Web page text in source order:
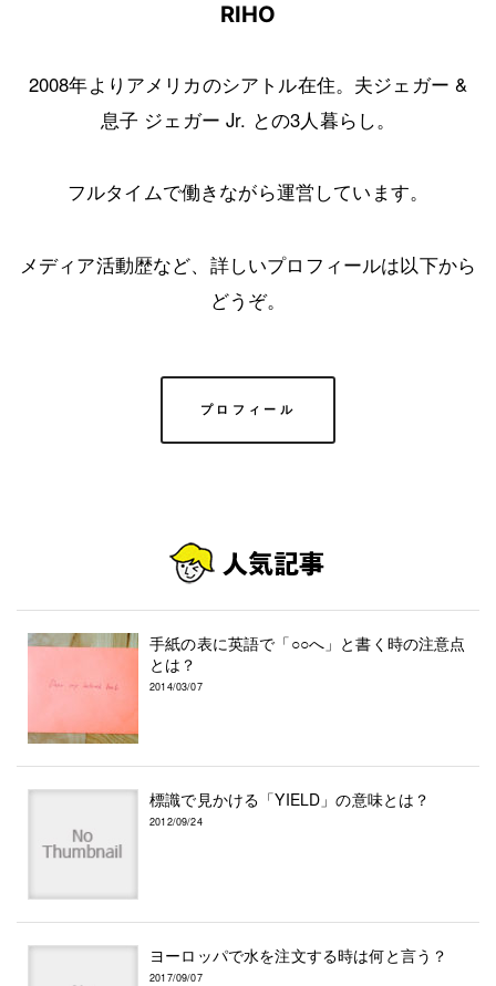
RIHO
2008年よりアメリカのシアトル在住。夫ジェガー &
息子 ジェガー Jr. との3人暮らし。
フルタイムで働きながら運営しています。
メディア活動歴など、詳しいプロフィールは以下から
どうぞ。
プロフィール
手紙の表に英語で「○○へ」と書く時の注意点
とは？
2014/03/07
標識で見かける「YIELD」の意味とは？
2012/09/24
ヨーロッパで水を注文する時は何と言う？
2017/09/07